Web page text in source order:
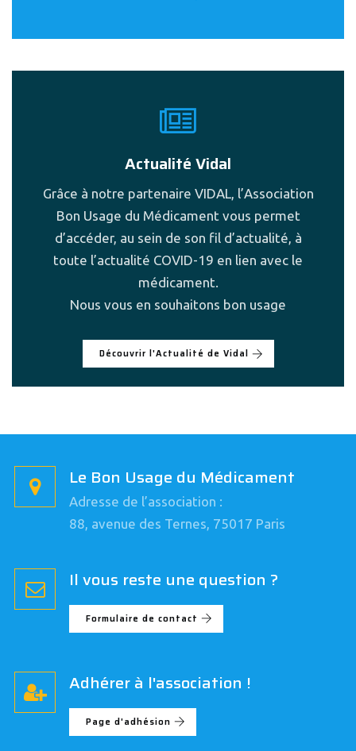
Actualité Vidal
Grâce à notre partenaire VIDAL, l’Association
Bon Usage du Médicament vous permet
d’accéder, au sein de son fil d’actualité, à
toute l’actualité COVID-19 en lien avec le
médicament.
Nous vous en souhaitons bon usage
Découvrir l'Actualité de Vidal
Le Bon Usage du Médicament
Adresse de l’association :
88, avenue des Ternes, 75017 Paris
Il vous reste une question ?
Formulaire de contact
Adhérer à l'association !
Page d'adhésion